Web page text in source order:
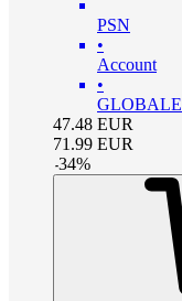
PSN
•
Account
•
GLOBALE
47.48 EUR
71.99 EUR
-34%